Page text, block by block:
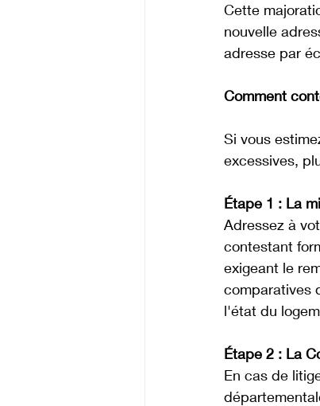
Cette
nouvelle
adresse par
Comment
Si vous
excessives,
Étape 1 : La
Adressez à
contestant
exigeant le
comparatives
l'état du
Étape 2 : La
En cas de